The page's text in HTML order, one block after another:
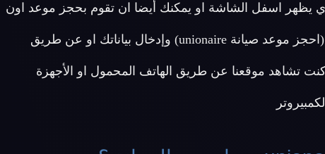
يظهر اسفل الشاشة او يمكنك أيضا ان تقوم بحجز موعد اون
لاين دون الحاجة ل الاتصال بنا عن طريق الضغط هنا (احجز موعد صيانة unionaire) وإدخال بياناتك او عن طريق
تشاهد موقعنا عن طريق الهاتف المحمول او الأجهزة